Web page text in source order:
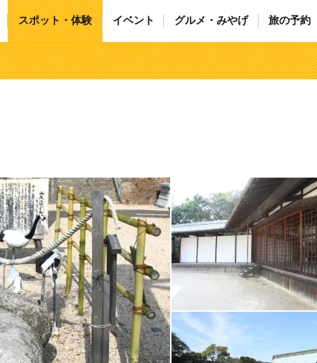
スポット・体験 イベント グルメ・みやげ 旅の予約